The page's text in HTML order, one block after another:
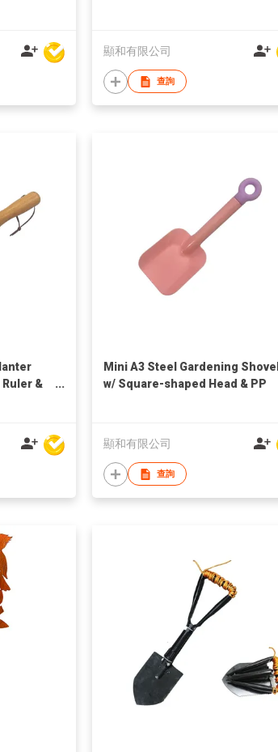
顯和有限公司
查詢
&
Mini A3 Steel Gardening Shovel
w/ Square-shaped Head & PP
顯和有限公司
查詢